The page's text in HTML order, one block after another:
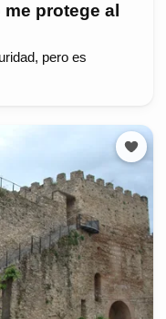
protege al
pero es